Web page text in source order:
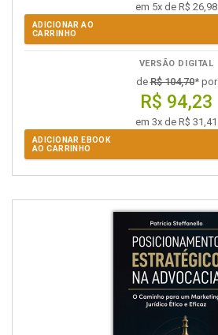
em 5x de R$ 26,98
ADICIONAR AO
CARRINHO
VERSÃO DIGITAL
deR$ 104,70* por
R$ 94,23
em 3x de R$ 31,41
ADICIONAR EBOOK
AO CARRINHO